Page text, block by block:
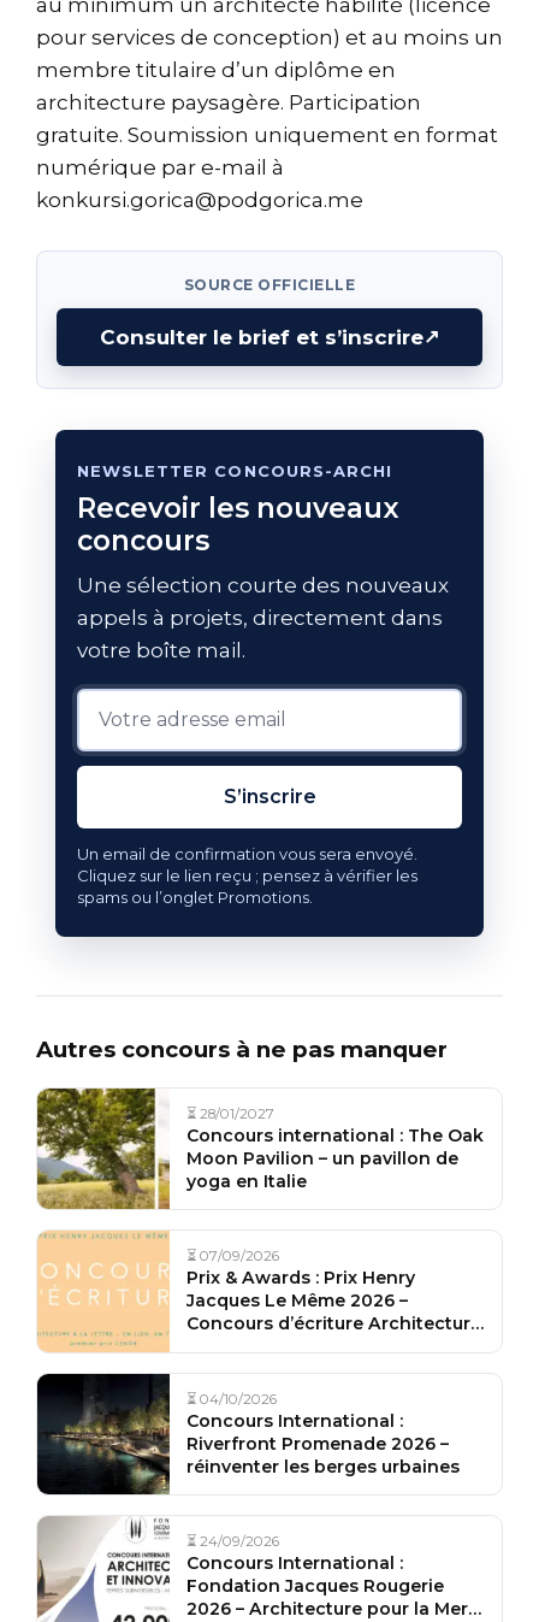
pour services de conception) et au moins un
membre titulaire d’un diplôme en
architecture paysagère. Participation
gratuite. Soumission uniquement en format
numérique par e-mail à
konkursi.gorica@podgorica.me
SOURCE OFFICIELLE
Consulter le brief et s’inscrire↗
NEWSLETTER CONCOURS-ARCHI
Recevoir les nouveaux
concours
Une sélection courte des nouveaux
appels à projets, directement dans
votre boîte mail.
S’inscrire
Un email de confirmation vous sera envoyé.
Cliquez sur le lien reçu ; pensez à vérifier les
spams ou l’onglet Promotions.
Autres concours à ne pas manquer
⏳ 28/01/2027
Concours international : The Oak
Moon Pavilion – un pavillon de
yoga en Italie
⏳ 07/09/2026
Prix & Awards : Prix Henry
Jacques Le Même 2026 –
Concours d’écriture Architecture
⏳ 04/10/2026
Concours International :
Riverfront Promenade 2026 –
réinventer les berges urbaines
⏳ 24/09/2026
Concours International :
Fondation Jacques Rougerie
2026 – Architecture pour la Mer,